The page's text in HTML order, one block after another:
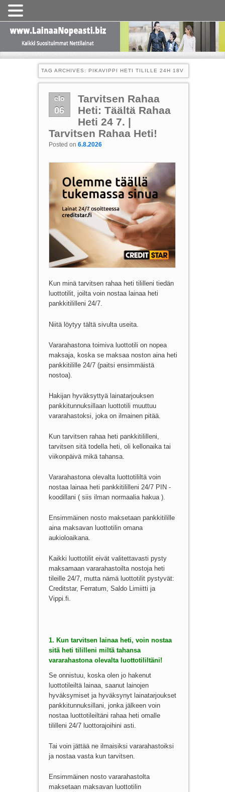
TAG ARCHIVES: PIKAVIPPI HETI TILILLE 24H 18V
elo
06
Tarvitsen Rahaa
Heti: Täältä Rahaa
Heti 24 7. |
Tarvitsen Rahaa Heti!
Posted on 6.8.2026
Kun minä tarvitsen rahaa heti tililleni tiedän
luottotilit, joilta voin nostaa lainaa heti
pankkitililleni 24/7.
Niitä löytyy tältä sivulta useita.
Vararahastona toimiva luottotili on nopea
maksaja, koska se maksaa noston aina heti
pankkitilille 24/7 (paitsi ensimmäistä
nostoa).
Hakijan hyväksyttyä lainatarjouksen
pankkitunnuksillaan luottotili muuttuu
vararahastoksi, joka on ilmainen pitää.
Kun tarvitsen rahaa heti pankkitililleni,
tarvitsen sitä todella heti, oli kellonaika tai
viikonpäivä mikä tahansa.
Vararahastona olevalta luottotililtä voin
nostaa lainaa heti pankkitililleni 24/7 PIN -
koodillani ( siis ilman normaalia hakua ).
Ensimmäinen nosto maksetaan pankkitilille
aina maksavan luottotilin omana
aukioloaikana.
Kaikki luottotilit eivät valitettavasti pysty
maksamaan vararahastoilta nostoja heti
tileille 24/7, mutta nämä luottotilit pystyvät:
Creditstar, Ferratum, Saldo Limiitti ja
Vippi.fi.
1. Kun tarvitsen lainaa heti, voin nostaa
sitä heti tililleni miltä tahansa
vararahastona olevalta luottotililtäni!
Se onnistuu, koska olen jo hakenut
luottotileiltä lainaa, saanut lainojen
hyväksymiset ja hyväksynyt lainatarjoukset
pankkitunnuksillani, jonka jälkeen voin
nostaa luottotileiltäni rahaa heti omalle
tililleni 24/7 luottorajoihini asti.
Tai voin jättää ne ilmaisiksi vararahastoiksi
ja nostaa vasta kun tarvitsen.
Ensimmäinen nosto vararahastolta
maksetaan maksavan luottotilin